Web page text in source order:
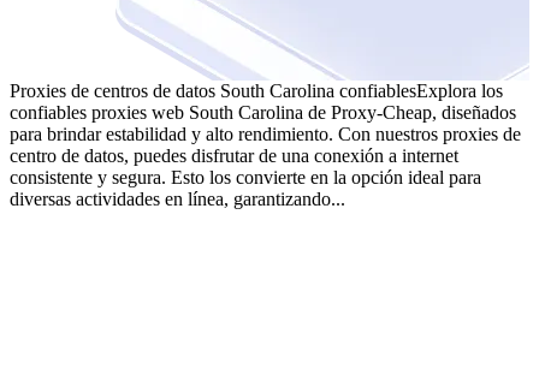
Proxies de centros de datos South Carolina confiablesExplora los
confiables proxies web South Carolina de Proxy-Cheap, diseñados
para brindar estabilidad y alto rendimiento. Con nuestros proxies de
centro de datos, puedes disfrutar de una conexión a internet
consistente y segura. Esto los convierte en la opción ideal para
diversas actividades en línea, garantizando...